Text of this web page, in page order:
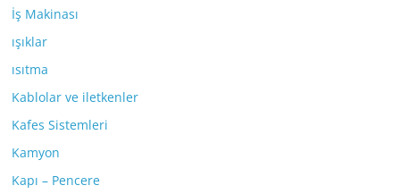
İş Makinası
ışıklar
ısıtma
Kablolar ve iletkenler
Kafes Sistemleri
Kamyon
Kapı – Pencere